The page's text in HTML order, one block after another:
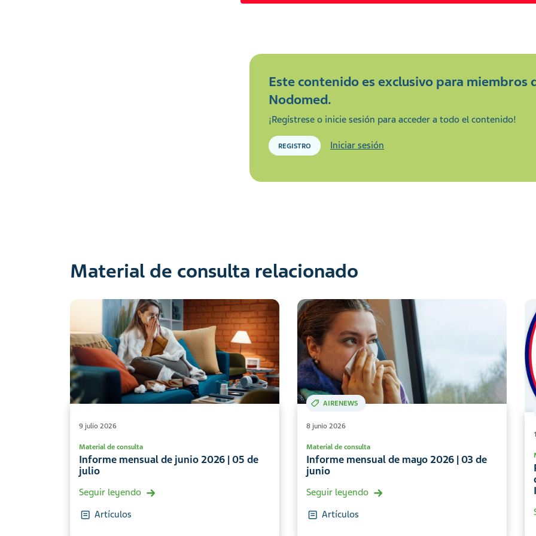
Este contenido es exclusivo para miembros
Nodomed.
¡Regístrese o inicie sesión para acceder a todo el contenido!
REGISTRO Iniciar sesión
Material de consulta relacionado
9 julio 2026
Material de consulta
Informe mensual de junio 2026 | 05 de
julio
Seguir leyendo
Artículos
AIRENEWS
8 junio 2026
Material de consulta
Informe mensual de mayo 2026 | 03 de
junio
Seguir leyendo
Artículos